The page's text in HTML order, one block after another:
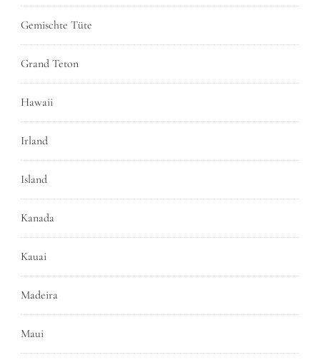
Gemischte Tüte
Grand Teton
Hawaii
Irland
Island
Kanada
Kauai
Madeira
Maui